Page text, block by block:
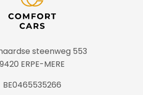
steenweg 553
9420 ERPE-MERE
BE0465535266